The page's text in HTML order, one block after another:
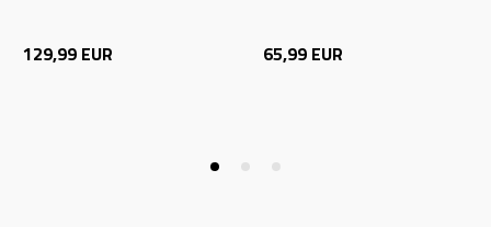
129,99 EUR 65,99 EUR